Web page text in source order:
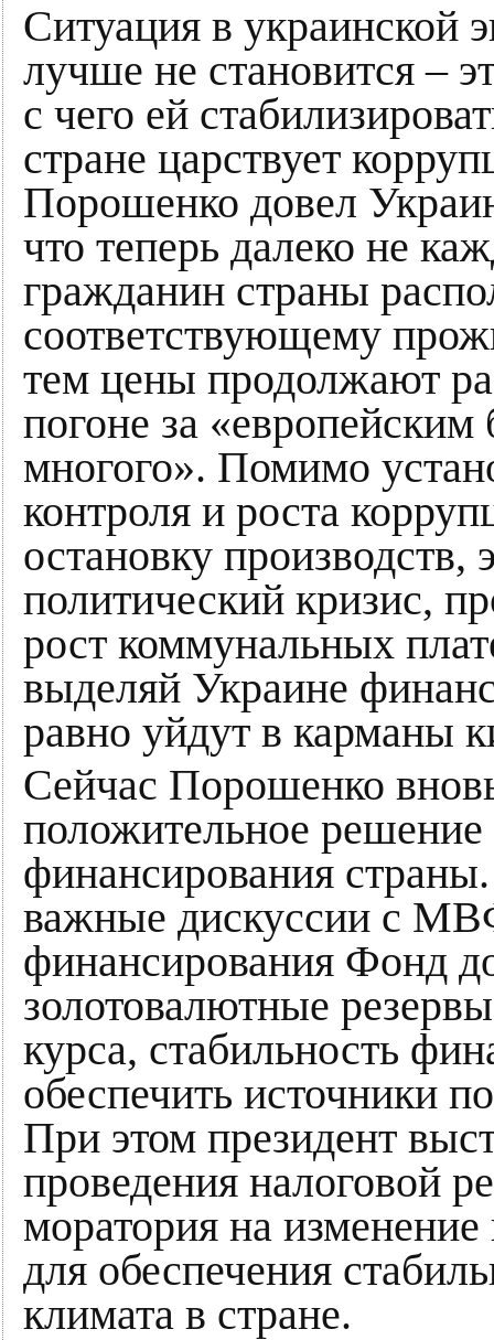
Ситуация в украинской
лучше не становится –
с чего ей
стране царствует
Порошенко довел
что теперь далеко не
гражданин страны
соответствующему
тем цены продолжают
погоне за
многого». Помимо
контроля и роста
остановку производств,
политический кризис,
рост коммунальных
выделяй Украине
равно уйдут в карманы
Сейчас Порошенко
положительное
финансирования
важные дискуссии с
финансирования Фонд
золотовалютные
курса, стабильность
обеспечить источники
При этом президент
проведения налоговой
моратория на изменение
для обеспечения
климата в стране.